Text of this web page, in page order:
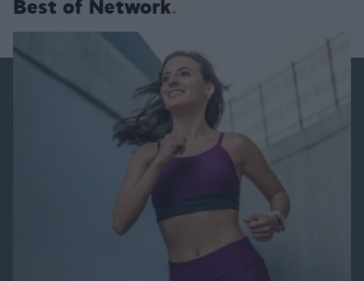
Best of Network